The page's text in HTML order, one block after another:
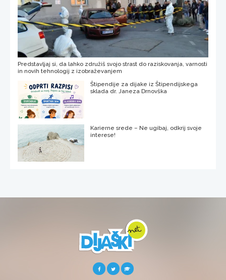
Predstavljaj si, da lahko združiš svojo strast do raziskovanja, varnosti
in novih tehnologij z izobraževanjem
Štipendije za dijake iz Štipendijskega
sklada dr. Janeza Drnovška
Karierne srede – Ne ugibaj, odkrij svoje
interese!